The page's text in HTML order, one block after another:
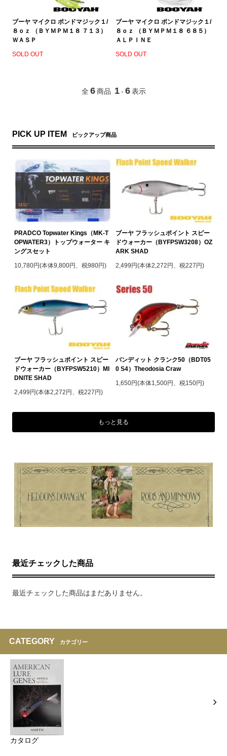
ブーヤ マイクロ ポンドマジック１/
８ｏｚ （ＢＹＭＰＭ１８ ７１３）
ＷＡＳＰ
SOLD OUT
ブーヤ マイクロ ポンドマジック１/
８ｏｚ （ＢＹＭＰＭ１８ ６８５）
ＡＬＰＩＮＥ
SOLD OUT
全 6 商品 1 - 6 表示
PICK UP ITEM ピックアップ商品
PRADCO Topwater Kings（MK-T
OPWATER3）トップウォーター キ
ングスセット
10,780円(本体9,800円、税980円)
ブーヤ フラッシュポイント スピー
ドウォーカー（BYFPSW3208）OZ
ARK SHAD
2,499円(本体2,272円、税227円)
ブーヤ フラッシュポイント スピー
ドウォーカー（BYFPSW5210）MI
DNITE SHAD
2,499円(本体2,272円、税227円)
バンディット クランク50（BDT05
0 S4）Theodosia Craw
1,650円(本体1,500円、税150円)
もっと見る
最近チェックした商品
最近チェックした商品はまだありません。
CATEGORY カテゴリー
カタログ